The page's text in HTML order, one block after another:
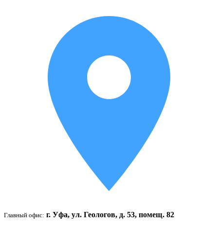
Главный офис: г. Уфа, ул. Геологов, д. 53, помещ. 82